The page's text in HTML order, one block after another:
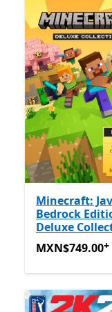
Minecraft:
Bedrock
Deluxe
MXN$749.00
MXN$749.00+